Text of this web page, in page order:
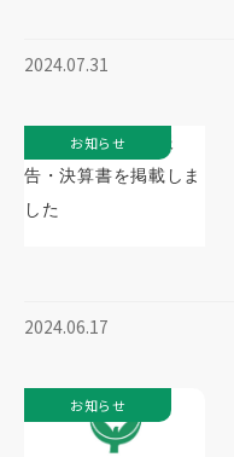
2024.07.31
2024.06.17
お知らせ
お知らせ